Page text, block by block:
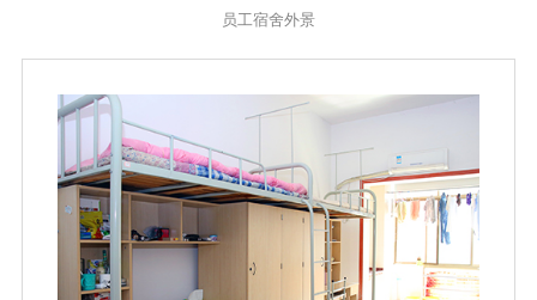
员工宿舍外景